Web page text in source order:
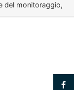
del monitoraggio,